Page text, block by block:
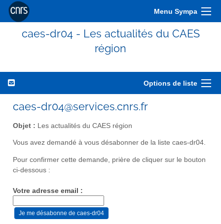
Menu Sympa
caes-dr04 - Les actualités du CAES
région
Options de liste
caes-dr04@services.cnrs.fr
Objet : Les actualités du CAES région
Vous avez demandé à vous désabonner de la liste caes-dr04.
Pour confirmer cette demande, prière de cliquer sur le bouton
ci-dessous :
Votre adresse email :